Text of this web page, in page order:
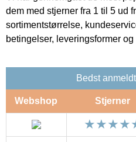
dem med stjerner fra 1 til 5 ud
sortimentstørrelse,
betingelser, leveringsformer
Bedst
Webshop Stjerner